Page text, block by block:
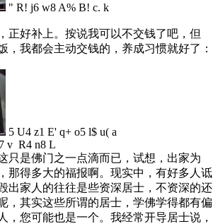
" R! j6 w8 A% B! c. k
正好补上。按说我可以不交钱了吧，但
，我都会主动交钱的，养成习惯就好了：
5 U4 z1 E' q+ o5 l$ u( a
v R4 n8 L
只是佛门之一点滴而已，试想，出家为
那得多大的福报啊。现实中，有好多人诋
出家人的往往是些资深居士，不资深的还
，其实这些所谓的居士，学佛学得都有偏
，您可能也是一个。我经常开导居士说，